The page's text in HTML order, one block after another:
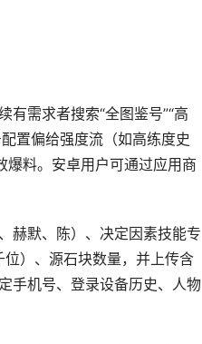
需求者搜索“全图鉴号”“高
置偏给强度流（如高练度史
料。安卓用户可通过应用商
赫默、陈）、决定因素技能专
位）、源石块数量，并上传含
手机号、登录设备历史、人物